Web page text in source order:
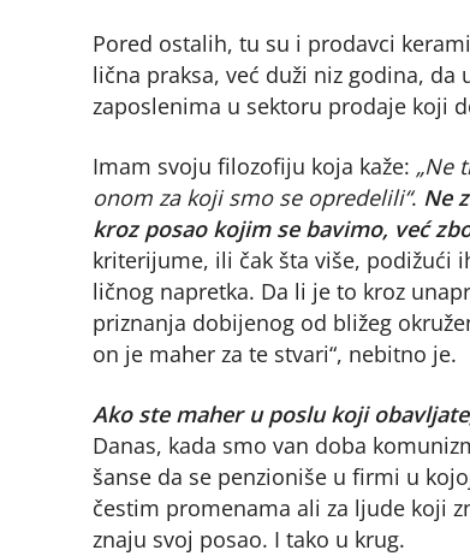
Pored ostalih, tu su i prodavci
lična praksa, već duži niz godina,
zaposlenima u sektoru prodaje koji
Imam svoju filozofiju koja kaže: „Ne
onom za koji smo se opredelili“. Ne
kroz posao kojim se bavimo, već
kriterijume, ili čak šta više, podižući
ličnog napretka. Da li je to kroz
priznanja dobijenog od bližeg
on je maher za te stvari“, nebitno je.
Ako ste maher u poslu koji
Danas, kada smo van doba
šanse da se penzioniše u firmi u
čestim promenama ali za ljude koji
znaju svoj posao. I tako u krug.